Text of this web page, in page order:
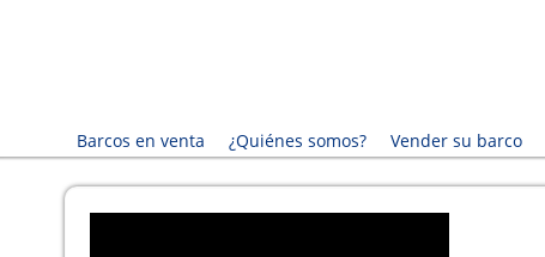
Barcos en venta
¿Quiénes somos? Vender su barco